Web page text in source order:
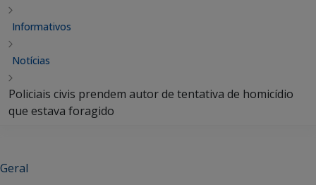
Informativos
Notícias
Policiais civis prendem autor de tentativa de homicídio
que estava foragido
Geral